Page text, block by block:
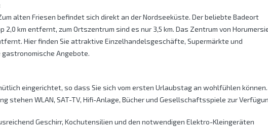
alten Friesen befindet sich direkt an der Nordseeküste. Der beliebte Badeort
2,0 km entfernt, zum Ortszentrum sind es nur 3,5 km. Das Zentrum von
Hier finden Sie attraktive Einzelhandelsgeschäfte, Supermärkte und
Angebote.
eingerichtet, so dass Sie sich vom ersten Urlaubstag an wohlfühlen können.
stehen WLAN, SAT-TV, Hifi-Anlage, Bücher und Gesellschaftsspiele zur
Geschirr, Kochutensilien und den notwendigen Elektro-Kleingeräten